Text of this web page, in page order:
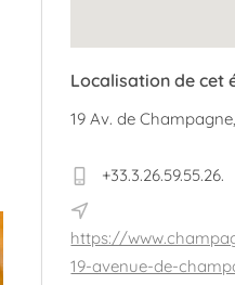
Localisation de cet
19 Av. de
+33.3.26.59.55.26.
https://
19-avenue-de-